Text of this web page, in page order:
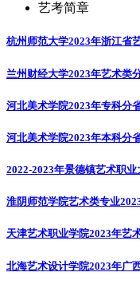
艺考简章
杭州师范大学2023年浙江省
兰州财经大学2023年艺术类
河北美术学院2023年专科分
河北美术学院2023年本科分
2022-2023年景德镇艺术职
淮阴师范学院艺术类专业
天津艺术职业学院2023年艺
北海艺术设计学院2023年广